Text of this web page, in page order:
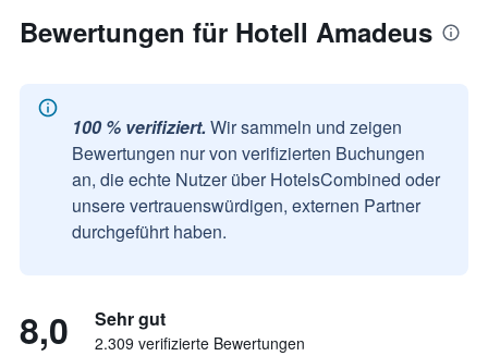
Bewertungen für Hotell Amadeus
100 % verifiziert. Wir sammeln und zeigen
Bewertungen nur von verifizierten Buchungen
an, die echte Nutzer über HotelsCombined oder
unsere vertrauenswürdigen, externen Partner
durchgeführt haben.
8,0 Sehr gut
2.309 verifizierte Bewertungen